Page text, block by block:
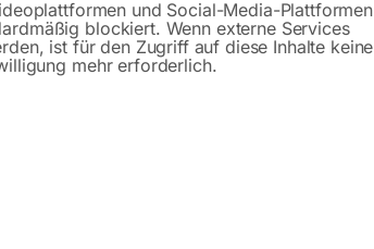
Produktsicherheit
und Social-Media-Plattformen
blockiert. Wenn externe Services
ist für den Zugriff auf diese Inhalte keine
mehr erforderlich.